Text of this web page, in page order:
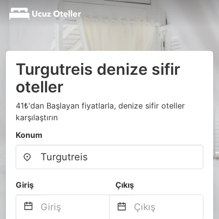
Turgutreis denize sifir
oteller
41₺'dan Başlayan fiyatlarla, denize sifir oteller
karşılaştırın
Konum
Giriş Çıkış